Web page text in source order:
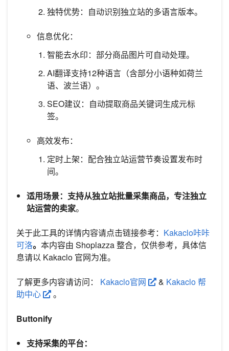
独特优势：自动识别独立站的多语言版本。
信息优化：
智能去水印：部分商品图片可自动处理。
AI翻译支持12种语言（含部分小语种如荷兰
语、波兰语）。
SEO建议：自动提取商品关键词生成元标
签。
高效发布：
定时上架：配合独立站运营节奏设置发布时
间。
适用场景：支持从独立站批量采集商品，专注独立
站运营的卖家。
关于此工具的详情内容请点击链接参考： Kakaclo咔咔
可洛。 本内容由 Shoplazza 整合，仅供参考，具体信
息请以 Kakaclo 官网为准。
了解更多内容请访问： Kakaclo官网 & Kakaclo 帮
助中心
。
Buttonify
支持采集的平台：